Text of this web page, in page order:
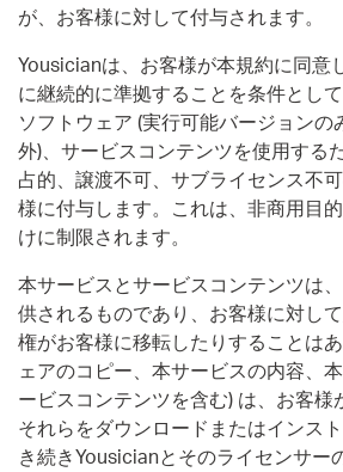
が、お客様に対して付与されます。
Yousicianは、お客様が本規約に同意
に継続的に準拠することを条件とし
ソフトウェア (実行可能バージョンの
外)、サービスコンテンツを使用する
占的、譲渡不可、サブライセンス不
様に付与します。これは、非商用目
けに制限されます。
本サービスとサービスコンテンツは
供されるものであり、お客様に対し
権がお客様に移転したりすることは
ェアのコピー、本サービスの内容、
ービスコンテンツを含む) は、お客様
それらをダウンロードまたはインス
き続きYousicianとそのライセンサー